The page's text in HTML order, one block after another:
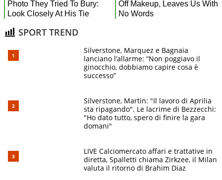
SPORT TREND
Silverstone, Marquez e Bagnaia
lanciano l’allarme: “Non poggiavo il
ginocchio, dobbiamo capire cosa è
successo”
Silverstone, Martin: "Il lavoro di Aprilia
sta ripagando". Le lacrime di Bezzecchi:
"Ho dato tutto, spero di finire la gara
domani"
LIVE Calciomercato affari e trattative in
diretta, Spalletti chiama Zirkzee, il Milan
valuta il ritorno di Brahim Diaz